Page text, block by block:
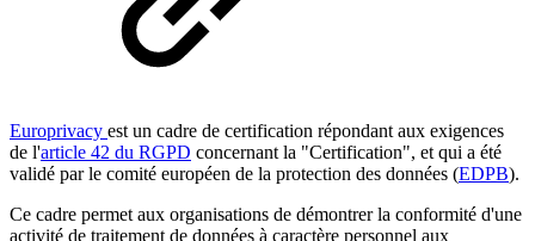
Europrivacy est un cadre de certification répondant aux exigences
de l'article 42 du RGPD concernant la "Certification", et qui a été
validé par le comité européen de la protection des données (EDPB).
Ce cadre permet aux organisations de démontrer la conformité d'une
activité de traitement de données à caractère personnel aux